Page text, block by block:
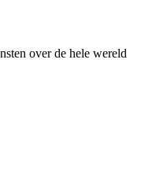
over de hele wereld